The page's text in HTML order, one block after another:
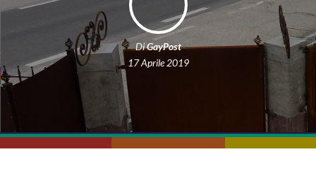
DiGayPost
17 Aprile 2019